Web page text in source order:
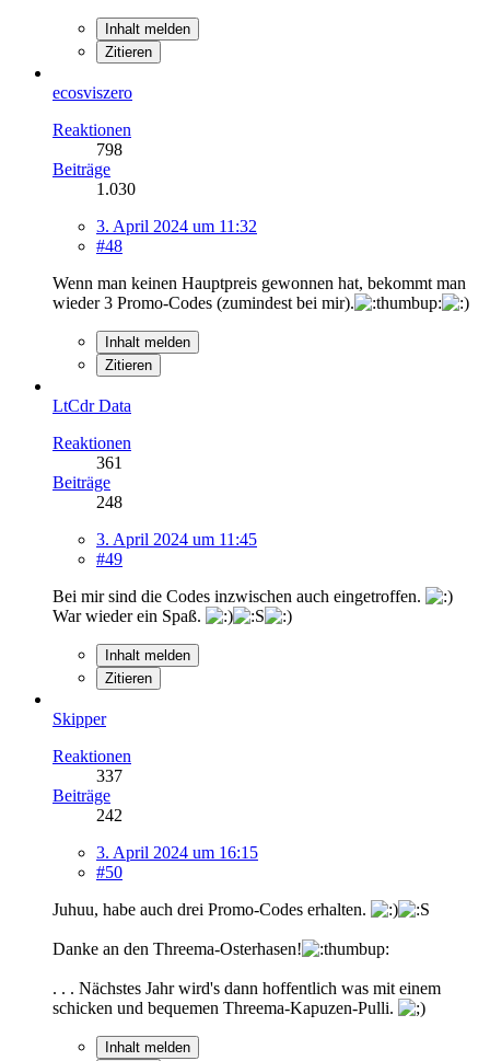
Inhalt melden
Zitieren
ecosviszero
Reaktionen
798
Beiträge
1.030
3. April 2024 um 11:32
#48
Wenn man keinen Hauptpreis gewonnen hat, bekommt man
wieder 3 Promo-Codes (zumindest bei mir).
Inhalt melden
Zitieren
LtCdr Data
Reaktionen
361
Beiträge
248
3. April 2024 um 11:45
#49
Bei mir sind die Codes inzwischen auch eingetroffen.
War wieder ein Spaß.
Inhalt melden
Zitieren
Skipper
Reaktionen
337
Beiträge
242
3. April 2024 um 16:15
#50
Juhuu, habe auch drei Promo-Codes erhalten.
Danke an den Threema-Osterhasen!
. . . Nächstes Jahr wird's dann hoffentlich was mit einem
schicken und bequemen Threema-Kapuzen-Pulli.
Inhalt melden